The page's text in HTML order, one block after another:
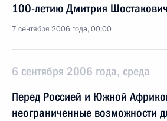
100-летию Дмитрия
7 сентября 2006 года, 00:00
6 сентября 2006 года, среда
Перед Россией и Южной
неограниченные возможности